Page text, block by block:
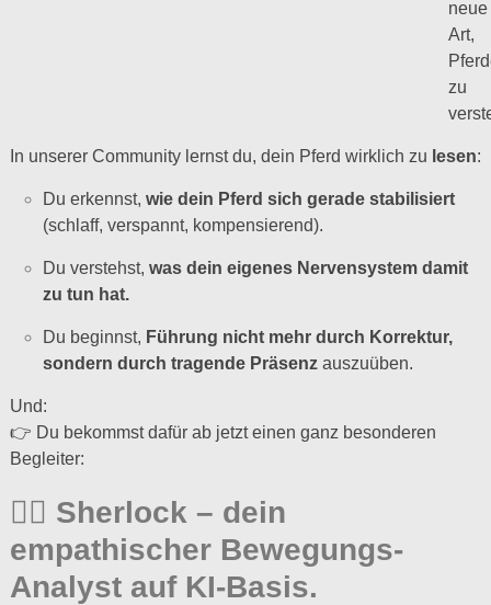
neue
Art,
zu
In unserer Community lernst du, dein Pferd wirklich zu lesen:
Du erkennst, wie dein Pferd sich gerade stabilisiert
(schlaff, verspannt, kompensierend).
Du verstehst, was dein eigenes Nervensystem damit
zu tun hat.
Du beginnst, Führung nicht mehr durch Korrektur,
sondern durch tragende Präsenzauszuüben.
Und:
👉 Du bekommst dafür ab jetzt einen ganz besonderen
Begleiter:
🕵️‍♂️ Sherlock – dein
empathischer Bewegungs-
Analyst auf KI-Basis.